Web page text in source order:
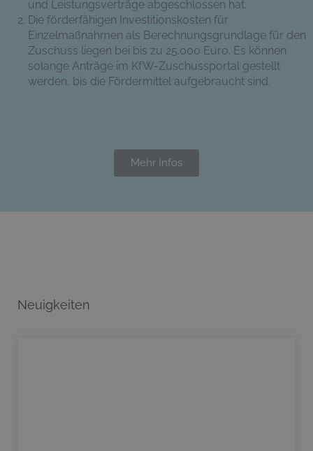
und Leistungsverträge abgeschlossen hat.
Die förderfähigen Investitionskosten für
Einzelmaßnahmen als Berechnungsgrundlage für den
Zuschuss liegen bei bis zu 25.000 Euro. Es können
solange Anträge im KfW-Zuschussportal gestellt
werden, bis die Fördermittel aufgebraucht sind.
Mehr Infos
Neuigkeiten